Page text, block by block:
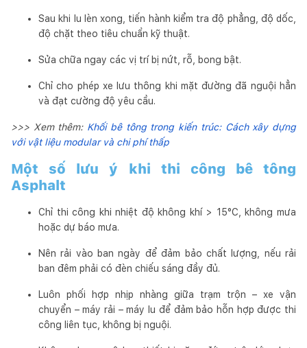
Sau khi lu lèn xong, tiến hành kiểm tra độ phẳng, độ dốc,
độ chặt theo tiêu chuẩn kỹ thuật.
Sửa chữa ngay các vị trí bị nứt, rỗ, bong bật.
Chỉ cho phép xe lưu thông khi mặt đường đã nguội hẳn
và đạt cường độ yêu cầu.
>>> Xem thêm: Khối bê tông trong kiến trúc: Cách xây dựng
với vật liệu modular và chi phí thấp
Một số lưu ý khi thi công bê tông
Asphalt
Chỉ thi công khi nhiệt độ không khí > 15°C, không mưa
hoặc dự báo mưa.
Nên rải vào ban ngày để đảm bảo chất lượng, nếu rải
ban đêm phải có đèn chiếu sáng đầy đủ.
Luôn phối hợp nhịp nhàng giữa trạm trộn – xe vận
chuyển – máy rải – máy lu để đảm bảo hỗn hợp được thi
công liên tục, không bị nguội.